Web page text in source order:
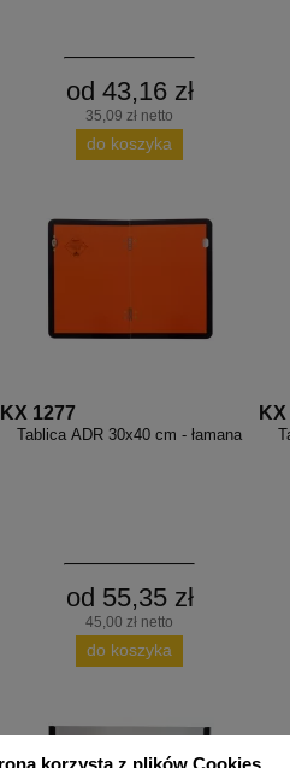
korzysta z plików Cookies
od 43,16 zł
35,09 zł netto
do koszyka
KX 1277
Tablica ADR 30x40 cm - łamana
od 55,35 zł
45,00 zł netto
do koszyka